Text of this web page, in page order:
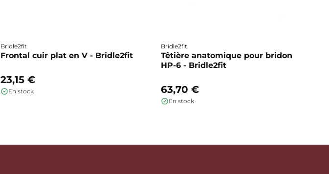
Bridle2fit
Frontal cuir plat en V - Bridle2fit
23,15 €
En stock
Bridle2fit
Têtière anatomique pour bridon
HP-6 - Bridle2fit
63,70 €
En stock